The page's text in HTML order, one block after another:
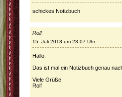
schickes Notizbuch
Rolf
15. Juli 2013 um 23:07 Uhr
Hallo.
Das ist mal ein Notizbuch genau
Viele Grüße
Rolf